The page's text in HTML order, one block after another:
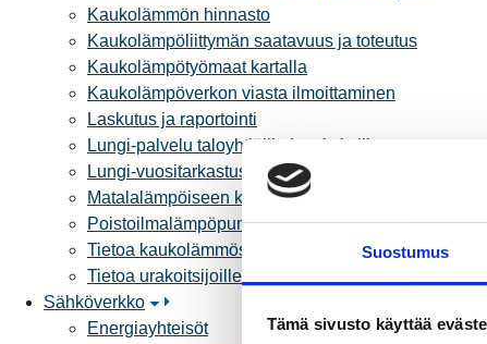
Suostumus
Tämä sivusto käyttää
Kaukolämmön hinnasto
Kaukolämpöliittymän saatavuus ja toteutus
Kaukolämpötyömaat kartalla
Kaukolämpöverkon viasta ilmoittaminen
Laskutus ja raportointi
Lungi-palvelu taloyhtiöille ja yrityksille
Lungi-vuositarkastus kuluttajille
Matalalämpöiseen kaukolämpöön siirtyminen
Poistoilmalämpöpumppu kaukolämpötaloon
Tietoa kaukolämmöstä
Tietoa urakoitsijoille
Sähköverkko
Energiayhteisöt